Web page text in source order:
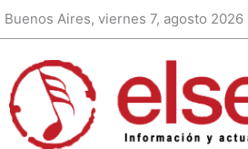
Buenos Aires, viernes 7, agosto 2026 |